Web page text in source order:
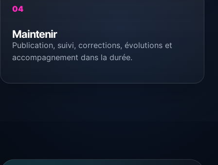
04
Maintenir
Publication, suivi, corrections, évolutions et
accompagnement dans la durée.